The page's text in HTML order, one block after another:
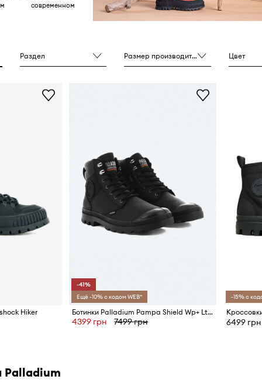
современном
Раздел Размер производителя Цвет
Hiker
-41%
Ещё -10% с кодом WEB*
Ботинки Palladium Pampa Shield Wp+ Lth
4399 грн 7499 грн
-15% с
6499 грн
Palladium